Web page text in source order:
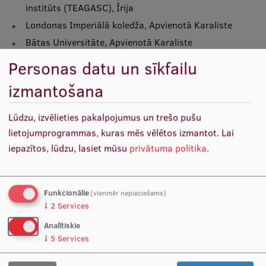
Ētikas un līdztiesības mācības
Atvērtā universitāte
ESF kvalifikācijas celšanas kursi
Pedagoģiskās izaugsmes centrs
Kvalifikācijas atbilstības pārbaude
Pētniecība
institūts (TEAGASC), Īrija
Londonas Imperiālā koledža, Apvienotā Karaliste
Bātas Universitāte, Apvienotā Karaliste
Latvijas Organiskās sintēzes institūts
Atēnu Nacionālā un Kapodistrijas Universitāte,
Grieķija
Rīgas Stradiņa universitāte
Projekta oficiālā vietne
Ir atvērtas vairākas nodarbinātības
pozīcijas projektā.
Personas datu un sīkfailu
izmantošana
Lūdzu, izvēlieties pakalpojumus un trešo pušu
lietojumprogrammas, kuras mēs vēlētos izmantot. Lai
iepazītos, lūdzu, lasiet mūsu privātuma politika.
Funkcionālie(vienmēr nepieciešams)
↓ 2 Services
Analītiskie
↓ 5 Services